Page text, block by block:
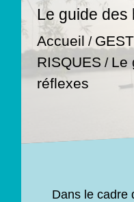
Le guide des
Accueil /
RISQUES / Le
réflexes
Dans le cadre